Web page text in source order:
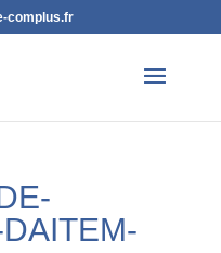
complus.fr